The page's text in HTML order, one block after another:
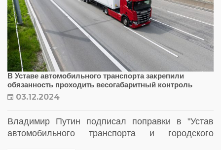
В Уставе автомобильного транспорта закрепили
обязанность проходить весогабаритный контроль
03.12.2024
Владимир Путин подписал поправки в "Устав
автомобильного транспорта и городского